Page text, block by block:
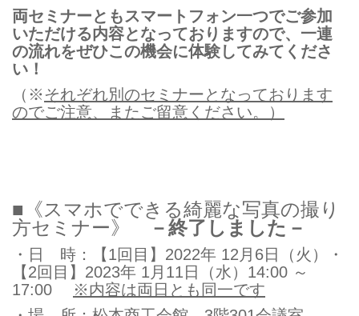
両セミナーともスマートフォン一つでご参加
いただける内容となっておりますので、一連
の流れをぜひこの機会に体験してみてくださ
い！
（※それぞれ別のセミナーとなっております
のでご注意、またご留意ください。）
■《スマホでできる綺麗な写真の撮り
方セミナー》
－終了しました－
・日 時：【1回目】2022年 12月6日（火）・
【2回目】2023年 1月11日（水）14:00 ～
17:00
※内容は両日とも同一です